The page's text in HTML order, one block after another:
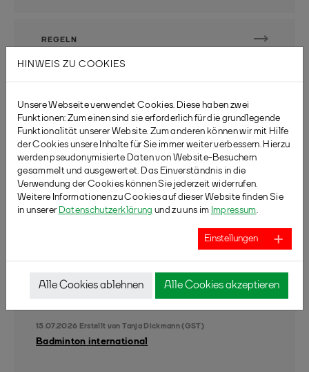
REGELN
AKTUELLE NEWS
Fortbildung mit Jakob Høi
U11-Kindertraining
15.07.2026 Erstellt vonTanja Dickmann (GST)
Badminton international
HINWEIS ZU COOKIES
Unsere Webseite verwendet Cookies. Diese haben zwei
Funktionen: Zum einen sind sie erforderlich für die grundlegende
Funktionalität unserer Website. Zum anderen können wir mit Hilfe
der Cookies unsere Inhalte für Sie immer weiter verbessern. Hierzu
werden pseudonymisierte Daten von Website-Besuchern
gesammelt und ausgewertet. Das Einverständnis in die
Verwendung der Cookies können Sie jederzeit widerrufen.
Weitere Informationen zu Cookies auf dieser Website finden Sie
in unserer Datenschutzerklärung und zu uns im Impressum.
Einstellungen
Alle Cookies ablehnen Alle Cookies akzeptieren